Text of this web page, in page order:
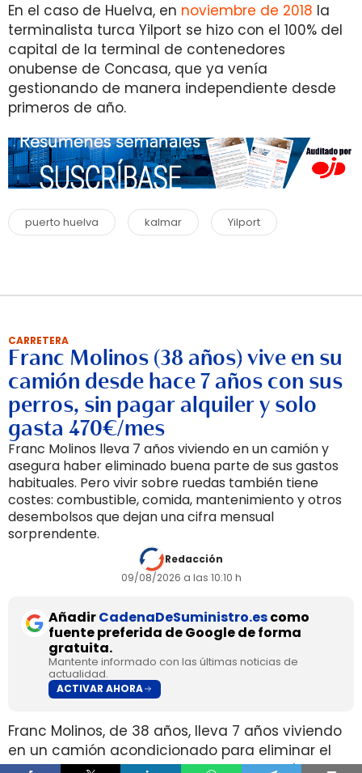
En el caso de Huelva, en noviembre de 2018 la
terminalista turca Yilport se hizo con el 100% del
capital de la terminal de contenedores
onubense de Concasa, que ya venía
gestionando de manera independiente desde
primeros de año.
puerto huelva kalmar Yilport
CARRETERA
Franc Molinos (38 años) vive en su
camión desde hace 7 años con sus
perros, sin pagar alquiler y solo
gasta 470€/mes
Franc Molinos lleva 7 años viviendo en un camión y
asegura haber eliminado buena parte de sus gastos
habituales. Pero vivir sobre ruedas también tiene
costes: combustible, comida, mantenimiento y otros
desembolsos que dejan una cifra mensual
sorprendente.
Redacción
09/08/2026 a las 10:10 h
AñadirCadenaDeSuministro.escomo
fuente preferida de Google de forma
gratuita.
Mantente informado con las últimas noticias de
actualidad.
ACTIVAR AHORA
Franc Molinos, de 38 años, lleva 7 años viviendo
en un camión acondicionado para eliminar el